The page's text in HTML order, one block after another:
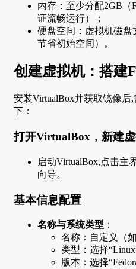
内存：至少分配2GB（
证流畅运行）；
硬盘空间：虚拟机磁盘
节省初始空间）。
创建虚拟机：搭建
安装VirtualBox并获取镜像后
下：
打开VirtualBox，新建
启动VirtualBox,点击主
向导。
基本信息配置
名称与系统类型 ：
名称：自定义（如
类型：选择
版本：选择